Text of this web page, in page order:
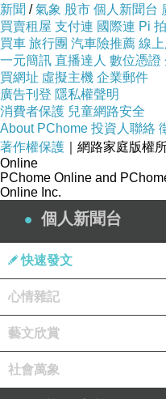
另一樣就是鳳梨。
「微熱山丘」位在
他們熱賣的是在地鳳
身似乎是種茶的茶農
新聞 /氣象 股市 個人新聞台
買賣租屋 支付連 國際連 Pi
買車 旅行團 汽車險推薦 線
一元簡訊 直播達人 數位憑證
買網址 虛擬主機 企業郵件
廣告刊登 隱私權聲明
消費者保護 兒童網路安全
About PChome 投資人聯絡
著作權保護 ｜網路家庭版權
Online
PChome Online and
Online Inc.
個人新聞台
快速發文
心情雜記
藝文欣賞
社會萬象